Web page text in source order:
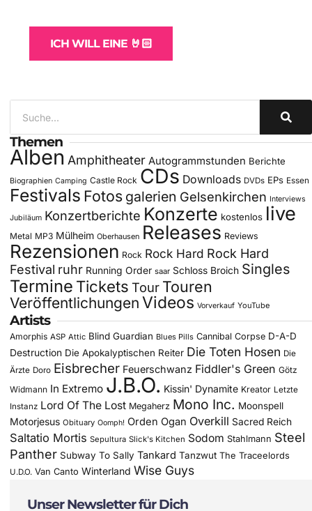
ICH WILL EINE 🤘🏻
Themen
Alben Amphitheater Autogrammstunden Berichte
Biographien Camping Castle Rock CDs Downloads DVDs EPs Essen
Festivals Fotos galerien Gelsenkirchen Interviews
Jubiläum Konzertberichte Konzerte kostenlos live
Metal MP3 Mülheim Oberhausen Releases Reviews
Rezensionen Rock Rock Hard Rock Hard
Festival ruhr Running Order saar Schloss Broich Singles
Termine Tickets Tour Touren
Veröffentlichungen Videos Vorverkauf YouTube
Artists
Amorphis ASP Attic Blind Guardian Blues Pills Cannibal Corpse D-A-D
Destruction Die Apokalyptischen Reiter Die Toten Hosen Die
Ärzte Doro Eisbrecher Feuerschwanz Fiddler's Green Götz
Widmann In Extremo J.B.O. Kissin' Dynamite Kreator Letzte
Instanz Lord Of The Lost Megaherz Mono Inc. Moonspell
Motorjesus Obituary Oomph! Orden Ogan Overkill Sacred Reich
Saltatio Mortis Sepultura Slick's Kitchen Sodom Stahlmann Steel
Panther Subway To Sally Tankard Tanzwut The Traceelords
U.D.O. Van Canto Winterland Wise Guys
Unser Newsletter für Dich